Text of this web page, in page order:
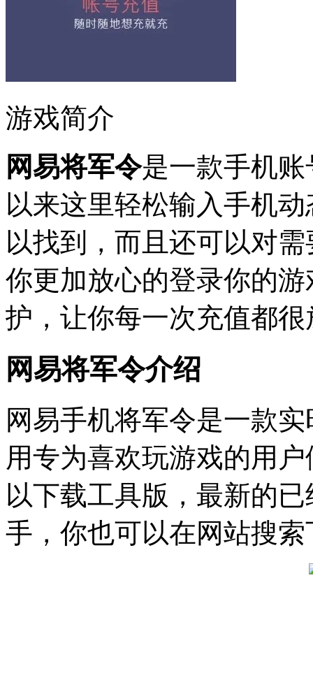
游戏简介
网易将军令是一款手机
以来这里轻松输入手机
以找到，而且还可以对
你更加放心的登录你的
护，让你每一次充值都很
网易将军令介绍
网易手机将军令是一款
用专为喜欢玩游戏的用
以下载工具版，最新的
手，你也可以在网站搜